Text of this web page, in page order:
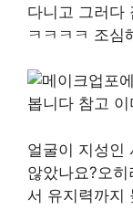
다니고 그러다
ㅋㅋㅋㅋ 조심
얼굴이 지성인
않았나요?오
서 유지력까지